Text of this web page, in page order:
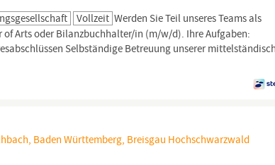
Vollzeit Werden Sie Teil unseres Teams als
Arts oder Bilanzbuchhalter/in (m/w/d). Ihre Aufgaben:
Selbständige Betreuung unserer
Baden Württemberg, Breisgau Hochschwarzwald